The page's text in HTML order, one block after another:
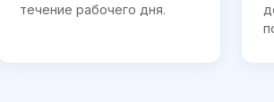
течение рабочего дня.